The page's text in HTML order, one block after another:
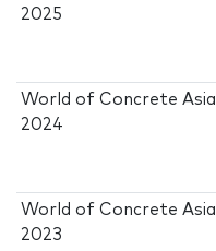
2025
World of Concrete Asia
2024
World of Concrete Asia
2023